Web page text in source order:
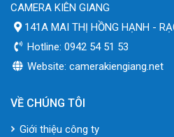
CAMERA KIÊN GIANG
141A MAI THỊ HỒNG HẠNH -
Hotline: 0942 54 51 53
Website: camerakiengiang.net
VỀ CHÚNG TÔI
Giới thiệu công ty